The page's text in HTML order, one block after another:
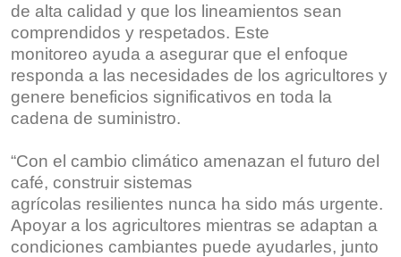
de alta calidad y que los lineamientos sean
comprendidos y respetados. Este
monitoreo ayuda a asegurar que el enfoque
responda a las necesidades de los agricultores y
genere beneficios significativos en toda la
cadena de suministro.
“Con el cambio climático amenazan el futuro del
café, construir sistemas
agrícolas resilientes nunca ha sido más urgente.
Apoyar a los agricultores mientras se adaptan a
condiciones cambiantes puede ayudarles, junto